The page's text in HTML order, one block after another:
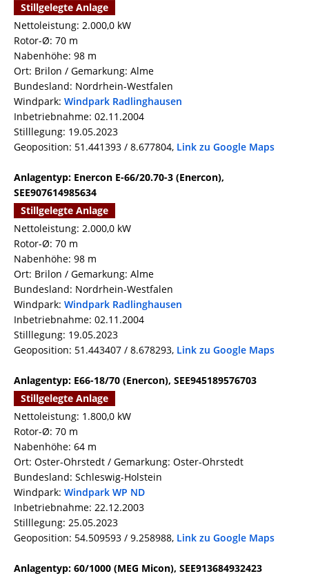
Stillgelegte Anlage
Nettoleistung: 2.000,0 kW
Rotor-Ø: 70 m
Nabenhöhe: 98 m
Ort: Brilon / Gemarkung: Alme
Bundesland: Nordrhein-Westfalen
Windpark: Windpark Radlinghausen
Inbetriebnahme: 02.11.2004
Stilllegung: 19.05.2023
Geoposition: 51.441393 / 8.677804, Link zu Google Maps
Anlagentyp: Enercon E-66/20.70-3 (Enercon),
SEE907614985634
Stillgelegte Anlage
Nettoleistung: 2.000,0 kW
Rotor-Ø: 70 m
Nabenhöhe: 98 m
Ort: Brilon / Gemarkung: Alme
Bundesland: Nordrhein-Westfalen
Windpark: Windpark Radlinghausen
Inbetriebnahme: 02.11.2004
Stilllegung: 19.05.2023
Geoposition: 51.443407 / 8.678293, Link zu Google Maps
Anlagentyp: E66-18/70 (Enercon), SEE945189576703
Stillgelegte Anlage
Nettoleistung: 1.800,0 kW
Rotor-Ø: 70 m
Nabenhöhe: 64 m
Ort: Oster-Ohrstedt / Gemarkung: Oster-Ohrstedt
Bundesland: Schleswig-Holstein
Windpark: Windpark WP ND
Inbetriebnahme: 22.12.2003
Stilllegung: 25.05.2023
Geoposition: 54.509593 / 9.258988, Link zu Google Maps
Anlagentyp: 60/1000 (MEG Micon), SEE913684932423